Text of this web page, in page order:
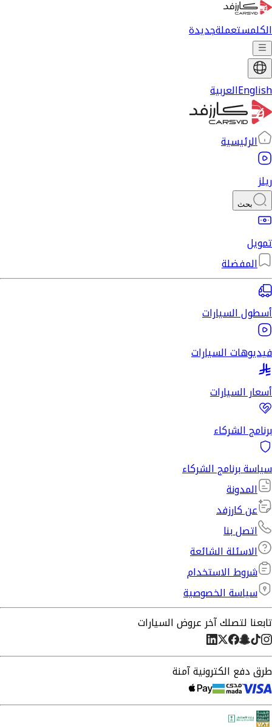
الكلمستعملةجديدة
Englishالعربية
الرئيسية
ريلز
بحث
تمويل
المفضلة
أسطول السيارات
فيديوهات السيارات
أسعار السيارات
برنامج الشركاء
سياسة برنامج الشركاء
المدونة
عن كارزفد
اتصل بنا
الاسئلة الشائعة
شروط الاستخدام
سياسة الخصوصية
تابعنا لتصلك آخر عروض السيارات
طرق دفع الكترونية آمنة